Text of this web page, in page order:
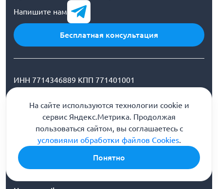
Напишите нам
Бесплатная консультация
ИНН 7714346889 КПП 771401001
Медицинская лицензия ЛО-62-01-
002113
ООО «Первый шаг» (г. Рязань) улица Фридриха
Энгельса, 16
На сайте используются технологии cookie и
сервис Яндекс.Метрика. Продолжая
пользоваться сайтом, вы соглашаетесь с
условиями обработки файлов Cookies.
Понятно